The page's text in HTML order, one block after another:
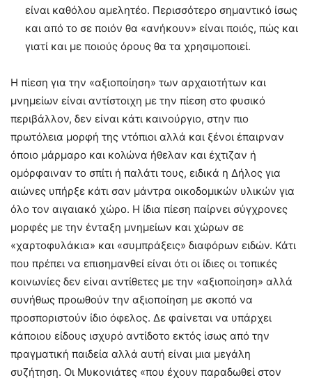
είναι καθόλου αμελητέο. Περισσότερο σημαντικό ίσως
και από το σε ποιόν θα «ανήκουν» είναι ποιός, πώς και
γιατί και με ποιούς όρους θα τα χρησιμοποιεί.
Η πίεση για την «αξιοποίηση» των αρχαιοτήτων και
μνημείων είναι αντίστοιχη με την πίεση στο φυσικό
περιβάλλον, δεν είναι κάτι καινούργιο, στην πιο
πρωτόλεια μορφή της ντόπιοι αλλά και ξένοι έπαιρναν
όποιο μάρμαρο και κολώνα ήθελαν και έχτιζαν ή
ομόρφαιναν το σπίτι ή παλάτι τους, ειδικά η Δήλος για
αιώνες υπήρξε κάτι σαν μάντρα οικοδομικών υλικών για
όλο τον αιγαιακό χώρο. Η ίδια πίεση παίρνει σύγχρονες
μορφές με την ένταξη μνημείων και χώρων σε
«χαρτοφυλάκια» και «συμπράξεις» διαφόρων ειδών. Κάτι
που πρέπει να επισημανθεί είναι ότι οι ίδιες οι τοπικές
κοινωνίες δεν είναι αντίθετες με την «αξιοποίηση» αλλά
συνήθως προωθούν την αξιοποίηση με σκοπό να
προσποριστούν ίδιο όφελος. Δε φαίνεται να υπάρχει
κάποιου είδους ισχυρό αντίδοτο εκτός ίσως από την
πραγματική παιδεία αλλά αυτή είναι μια μεγάλη
συζήτηση. Οι Μυκονιάτες «που έχουν παραδωθεί στον